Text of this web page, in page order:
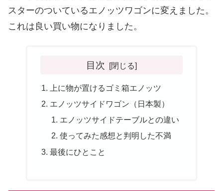
スターのついているエノッツワゴンに変えました。
これは良い買い物になりました。
目次
上に物が置けるゴミ箱エノッツ
エノッツサイドワゴン（日本製）
エノッツサイドテーブルとの違い
使ってみた感想と判明した不満
最後にひとこと